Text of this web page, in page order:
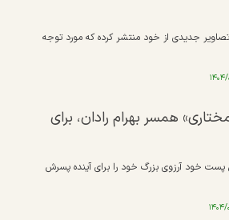
تصاویر جدیدی از خود منتشر کرده که مورد توجه
همسر بهرام رادان، برای
پست خود آرزوی بزرگ خود را برای آینده پسرش